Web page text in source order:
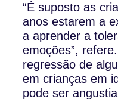
“É suposto as
anos estarem a
a aprender a
emoções”,
regressão de
em crianças em
pode ser